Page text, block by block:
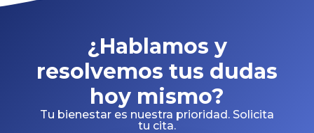
¿Hablamos y
resolvemos tus dudas
hoy mismo?
Tu bienestar es nuestra prioridad. Solicita
tu cita.